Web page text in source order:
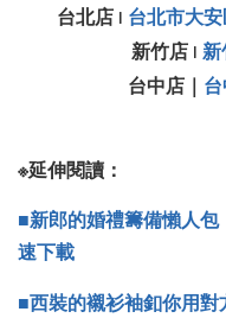
台北店 | 台北市大
新竹店 | 新
台中店｜
※延伸閱讀：
■新郎的婚禮籌備懶人
速下載
■西裝的襯衫袖釦你用